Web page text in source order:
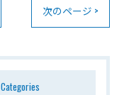
次のページ >
Categories